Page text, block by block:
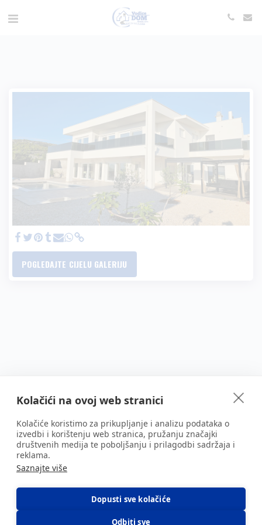
POGLEDAJTE CIJELU GALERIJU
Kolačići na ovoj web stranici
Kolačiće koristimo za prikupljanje i analizu podataka o
izvedbi i korištenju web stranica, pružanju značajki
društvenih medija te poboljšanju i prilagodbi sadržaja i
reklama.
Saznajte više
Dopusti sve kolačiće
Odbiti sve